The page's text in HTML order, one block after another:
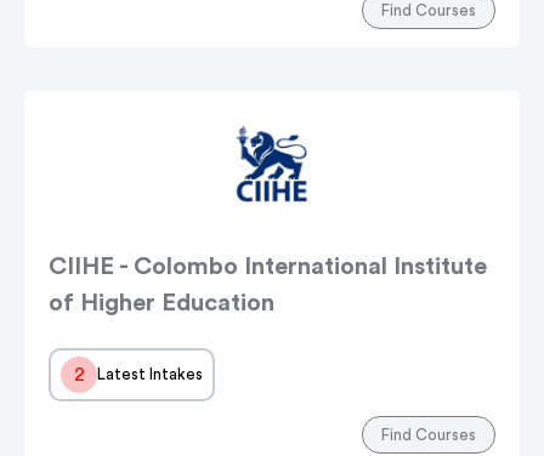
Find Courses
CIIHE - Colombo International Institute
of Higher Education
2 Latest Intakes
Find Courses